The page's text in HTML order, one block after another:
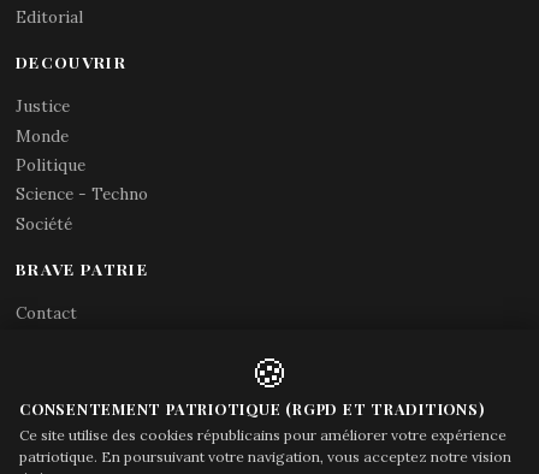
Editorial
DECOUVRIR
Justice
Monde
Politique
Science - Techno
Société
BRAVE PATRIE
Contact
Acces gouvernement
🍪
CONSENTEMENT PATRIOTIQUE (RGPD ET TRADITIONS)
Ce site utilise des cookies républicains pour améliorer votre expérience
patriotique. En poursuivant votre navigation, vous acceptez notre vision